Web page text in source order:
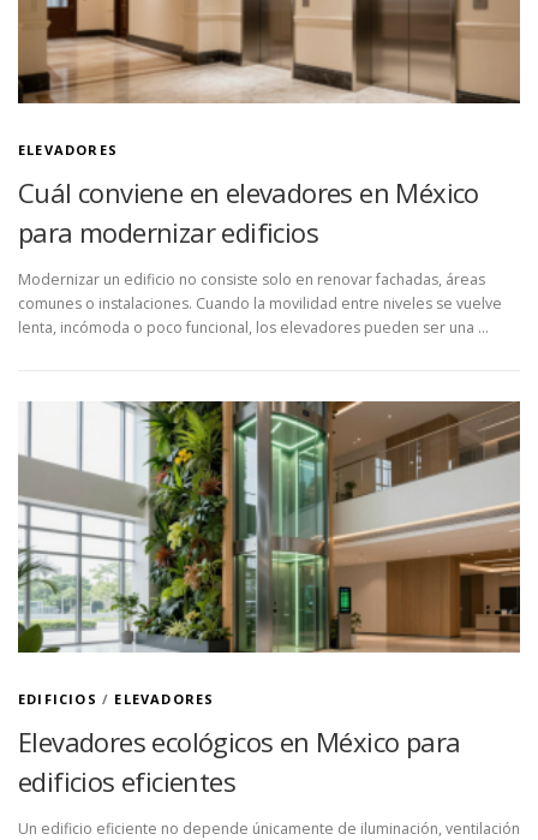
ELEVADORES
Cuál conviene en elevadores en México
para modernizar edificios
Modernizar un edificio no consiste solo en renovar fachadas, áreas
comunes o instalaciones. Cuando la movilidad entre niveles se vuelve
lenta, incómoda o poco funcional, los elevadores pueden ser una …
EDIFICIOS / ELEVADORES
Elevadores ecológicos en México para
edificios eficientes
Un edificio eficiente no depende únicamente de iluminación, ventilación